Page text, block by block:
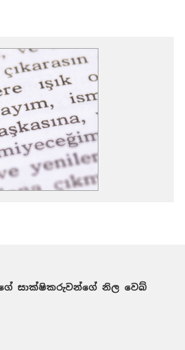
සාක්ෂිකරුවන්ගේ නිල වෙබ්